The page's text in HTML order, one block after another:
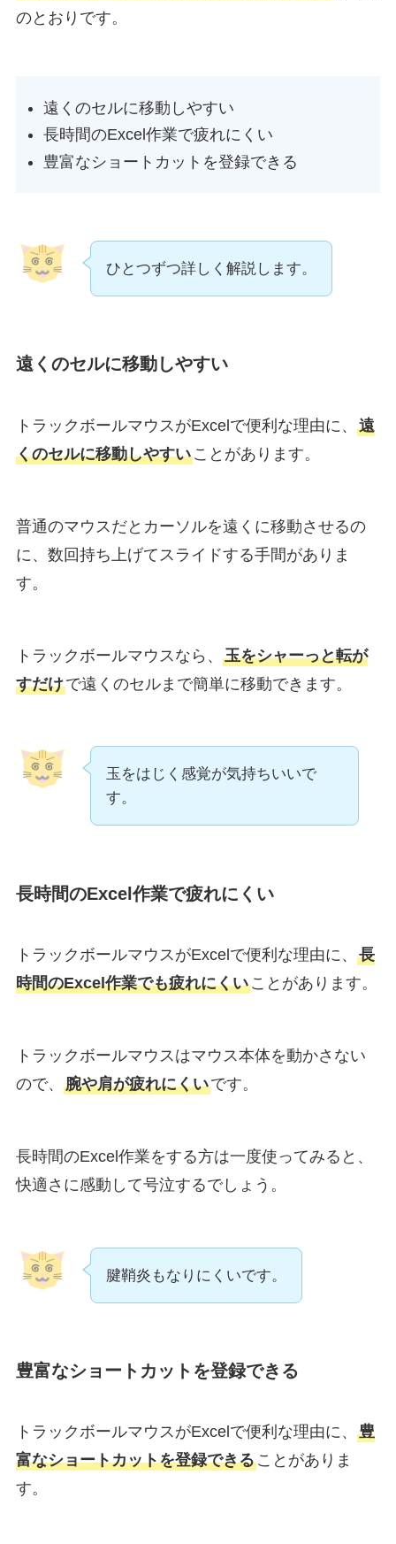
のとおりです。
遠くのセルに移動しやすい
長時間のExcel作業で疲れにくい
豊富なショートカットを登録できる
ひとつずつ詳しく解説します。
遠くのセルに移動しやすい
トラックボールマウスがExcelで便利な理由に、 遠
くのセルに移動しやすいことがあります。
普通のマウスだとカーソルを遠くに移動させるの
に、数回持ち上げてスライドする手間がありま
す。
トラックボールマウスなら、 玉をシャーっと転が
すだけで遠くのセルまで簡単に移動できます。
玉をはじく感覚が気持ちいいで
す。
長時間のExcel作業で疲れにくい
トラックボールマウスがExcelで便利な理由に、 長
時間のExcel作業でも疲れにくいことがあります。
トラックボールマウスはマウス本体を動かさない
ので、 腕や肩が疲れにくいです。
長時間のExcel作業をする方は一度使ってみると、
快適さに感動して号泣するでしょう。
腱鞘炎もなりにくいです。
豊富なショートカットを登録できる
トラックボールマウスがExcelで便利な理由に、 豊
富なショートカットを登録できることがありま
す。